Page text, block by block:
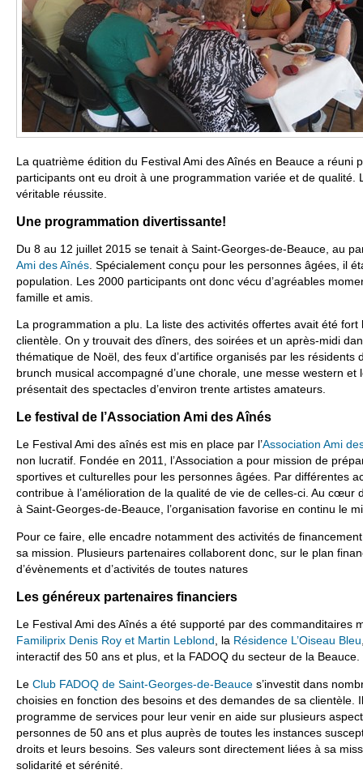
La quatrième édition du Festival Ami des Aînés en Beauce a réuni
participants ont eu droit à une programmation variée et de qualité.
véritable réussite.
Une programmation divertissante!
Du 8 au 12 juillet 2015 se tenait à Saint-Georges-de-Beauce, au
Ami des Aînés . Spécialement conçu pour les personnes âgées, il
population. Les 2000 participants ont donc vécu d’agréables
famille et amis.
La programmation a plu. La liste des activités offertes avait été
clientèle. On y trouvait des dîners, des soirées et un après-midi
thématique de Noël, des feux d’artifice organisés par les résidents
brunch musical accompagné d’une chorale, une messe western et
présentait des spectacles d’environ trente artistes amateurs.
Le festival de l’Association Ami des Aînés
Le Festival Ami des aînés est mis en place par l’Association Ami
non lucratif. Fondée en 2011, l’Association a pour mission de
sportives et culturelles pour les personnes âgées. Par différentes
contribue à l’amélioration de la qualité de vie de celles-ci. Au cœur
à Saint-Georges-de-Beauce, l’organisation favorise en continu le
Pour ce faire, elle encadre notamment des activités de
sa mission. Plusieurs partenaires collaborent donc, sur le plan
d’évènements et d’activités de toutes natures
Les généreux partenaires financiers
Le Festival Ami des Aînés a été supporté par des commanditaires
Familiprix Denis Roy et Martin Leblond , la Résidence L’Oiseau Bleu
interactif des 50 ans et plus, et la FADOQ du secteur de la Beauce.
Le Club FADOQ de Saint-Georges-de-Beauce s’investit dans
choisies en fonction des besoins et des demandes de sa clientèle.
programme de services pour leur venir en aide sur plusieurs
personnes de 50 ans et plus auprès de toutes les instances
droits et leurs besoins. Ses valeurs sont directement liées à sa
solidarité et sérénité.